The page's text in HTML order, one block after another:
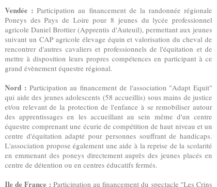
Vendée : Participation au financement de la randonnée régionale
Poneys des Pays de Loire pour 8 jeunes du lycée professionnel
agricole Daniel Brottier (Apprentis d'Auteuil), permettant aux jeunes
suivant un CAP agricole élevage équin et valorisation du cheval de
rencontrer d'autres cavaliers et professionnels de l'équitation et de
mettre à disposition leurs propres compétences en participant à ce
grand évènement équestre régional.
Nord : Participation au financement de l'association "Adapt Equit"
qui aide des jeunes adolescents (58 accueillis) sous mains de justice
et/ou relevant de la protection de l'enfance à se remobiliser autour
des apprentissages en les accueillant au sein même d'un centre
équestre comprenant une écurie de compétition de haut niveau et un
centre d'équitation adapté pour personnes souffrant de handicaps.
L'association propose également une aide à la reprise de la scolarité
en emmenant des poneys directement auprès des jeunes placés en
centre de détention ou en centres éducatifs fermés.
Ile de France : Participation au financement du spectacle "Les Crins